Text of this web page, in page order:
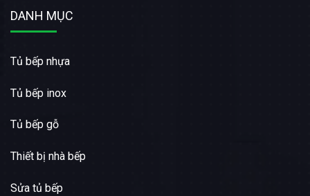
DANH MỤC
Tủ bếp nhựa
Tủ bếp inox
Tủ bếp gỗ
Thiết bị nhà bếp
Sửa tủ bếp